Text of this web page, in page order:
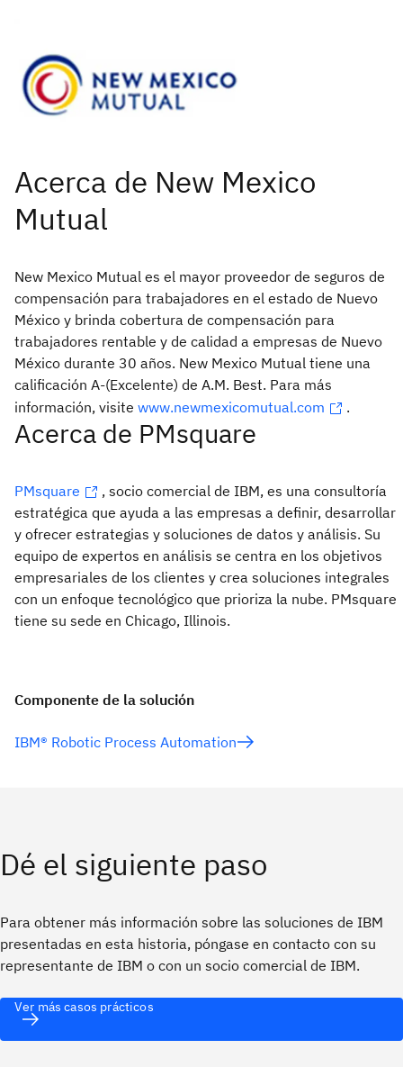
New Mexico Mutual es el mayor proveedor de seguros de
compensación para trabajadores en el estado de Nuevo
México y brinda cobertura de compensación para
trabajadores rentable y de calidad a empresas de Nuevo
México durante 30 años. New Mexico Mutual tiene una
calificación A-(Excelente) de A.M. Best. Para más
información, visite www.newmexicomutual.com .
Acerca de PMsquare
PMsquare
, socio comercial de IBM, es una consultoría
estratégica que ayuda a las empresas a definir, desarrollar
y ofrecer estrategias y soluciones de datos y análisis. Su
equipo de expertos en análisis se centra en los objetivos
empresariales de los clientes y crea soluciones integrales
con un enfoque tecnológico que prioriza la nube. PMsquare
tiene su sede en Chicago, Illinois.
Componente de la solución
IBM® Robotic Process Automation
Dé el siguiente paso
Para obtener más información sobre las soluciones de IBM
presentadas en esta historia, póngase en contacto con su
representante de IBM o con un socio comercial de IBM.
Ver más casos prácticos